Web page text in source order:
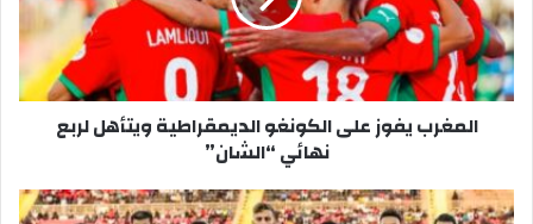
المغرب يفوز على الكونغو الديمقراطية ويتأهل لربع
نهائي “الشان”